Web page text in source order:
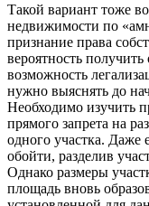
Такой вариант тоже
недвижимости по
признание права
вероятность
возможность
нужно выяснять до
Необходимо изучить
прямого запрета на
одного участка. Даже
обойти, разделив
Однако размеры
площадь вновь